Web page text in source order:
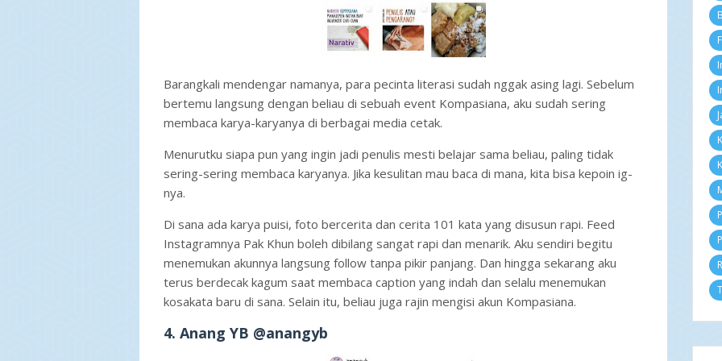
Barangkali mendengar namanya, para pecinta literasi sudah nggak asing lagi. Sebelum
bertemu langsung dengan beliau di sebuah event Kompasiana, aku sudah sering
membaca karya-karyanya di berbagai media cetak.
Menurutku siapa pun yang ingin jadi penulis mesti belajar sama beliau, paling tidak
sering-sering membaca karyanya. Jika kesulitan mau baca di mana, kita bisa kepoin ig-
nya.
Di sana ada karya puisi, foto bercerita dan cerita 101 kata yang disusun rapi. Feed
Instagramnya Pak Khun boleh dibilang sangat rapi dan menarik. Aku sendiri begitu
menemukan akunnya langsung follow tanpa pikir panjang. Dan hingga sekarang aku
terus berdecak kagum saat membaca caption yang indah dan selalu menemukan
kosakata baru di sana. Selain itu, beliau juga rajin mengisi akun Kompasiana.
4. Anang YB @anangyb